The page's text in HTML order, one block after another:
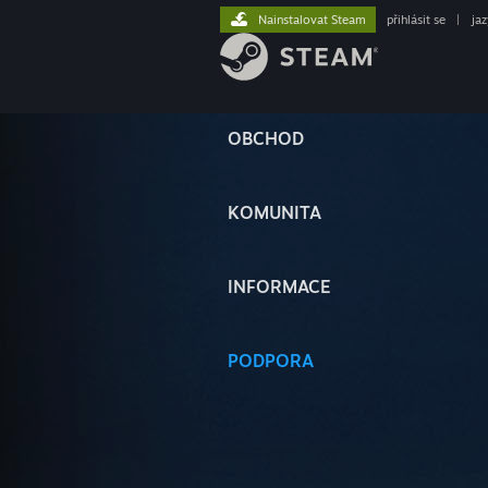
OBCHOD
KOMUNITA
INFORMACE
PODPORA
Nainstalovat Steam přihlásit se